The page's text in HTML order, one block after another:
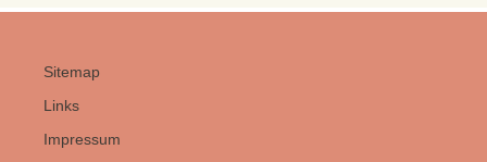
Sitemap
Links
Impressum